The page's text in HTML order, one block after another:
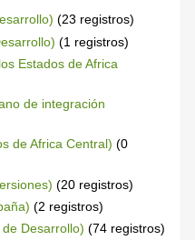
(23 registros)
(1 registros)
Estados de Africa
de integración
de Africa Central) (0
(20 registros)
(2 registros)
Desarrollo) (74 registros)